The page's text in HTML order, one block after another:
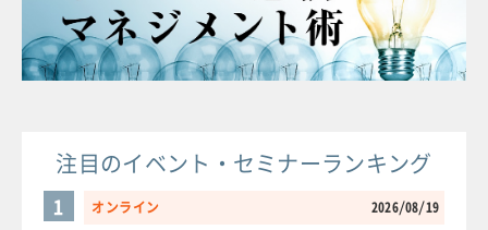
注目のイベント・セミナーランキング
オンライン 2026/08/19
1